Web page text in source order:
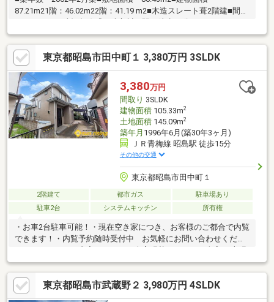
87.21m21階：46.02m22階：41.19 m2■木造スレート葺2階建■間取
東京都昭島市田中町１ 3,380万円 3SLDK
3,380万円
間取り 3SLDK
建物面積105.33m2
土地面積145.09m2
築年月 1996年6月(築30年3ヶ月)
ＪＲ青梅線 昭島駅 徒歩15分
その他の交通
東京都昭島市田中町１
2階建て 都市ガス
駐車場あり
駐車2台
システムキッチン 所有権
・お車2台駐車可能！・現在空き家につき、お客様のご都合で内覧
できます！・内覧予約随時受付中 お気軽にお問い合わせくださ
い！～リフォーム内容～・クロス全室張替え・フロア全室CF上張
り・洗面台・ユニットバス交換・トイレ交換・給湯器交換 ・外壁
一部補修・防蟻施工 ・巾木、廻り縁、全室交換・廊下、洗面所、
トイレ、ダウンライト交換 ・分電盤交換 ・火災報知器全室交換
・鍵交換
東京都昭島市武蔵野２ 3,980万円 4SLDK